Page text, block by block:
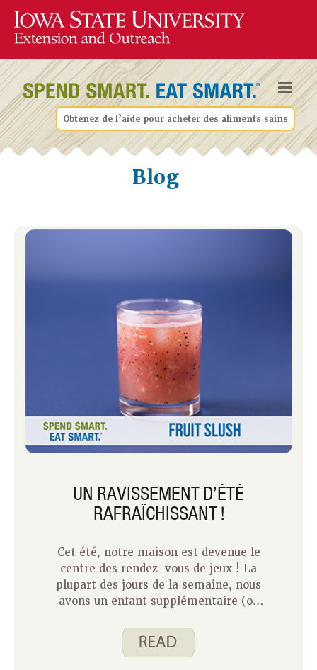
Obtenez de l’aide pour acheter des aliments sains
Blog
UN RAVISSEMENT D’ÉTÉ
RAFRAÎCHISSANT !
Cet été, notre maison est devenue le
centre des rendez-vous de jeux ! La
plupart des jours de la semaine, nous
avons un enfant supplémentaire (ou
réalisé combien des enfants de 7 ans
pouvaient manger en deux heures